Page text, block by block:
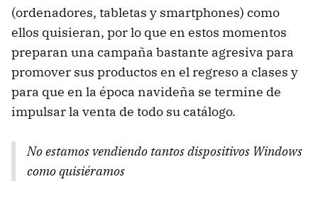
(ordenadores, tabletas y smartphones) como
ellos quisieran, por lo que en estos momentos
preparan una campaña bastante agresiva para
promover sus productos en el regreso a clases y
para que en la época navideña se termine de
impulsar la venta de todo su catálogo.
No estamos vendiendo tantos dispositivos Windows
como quisiéramos